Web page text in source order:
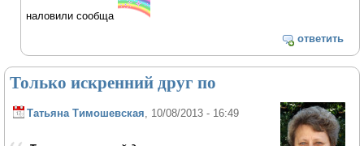
наловили сообща
ответить
Только искренний друг по
Татьяна Тимошевская , 10/08/2013 - 16:49